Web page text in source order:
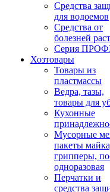
Средства
для водоемов
Средства от
болезней
Серия
Хозтовары
Товары из
пластмассы
Ведра, тазы,
товары для
Кухонные
Мусорные
пакеты
грипперы,
одноразовая
Перчатки и
средства